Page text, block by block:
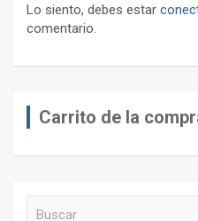
Lo siento, debes estar
comentario.
Carrito de la